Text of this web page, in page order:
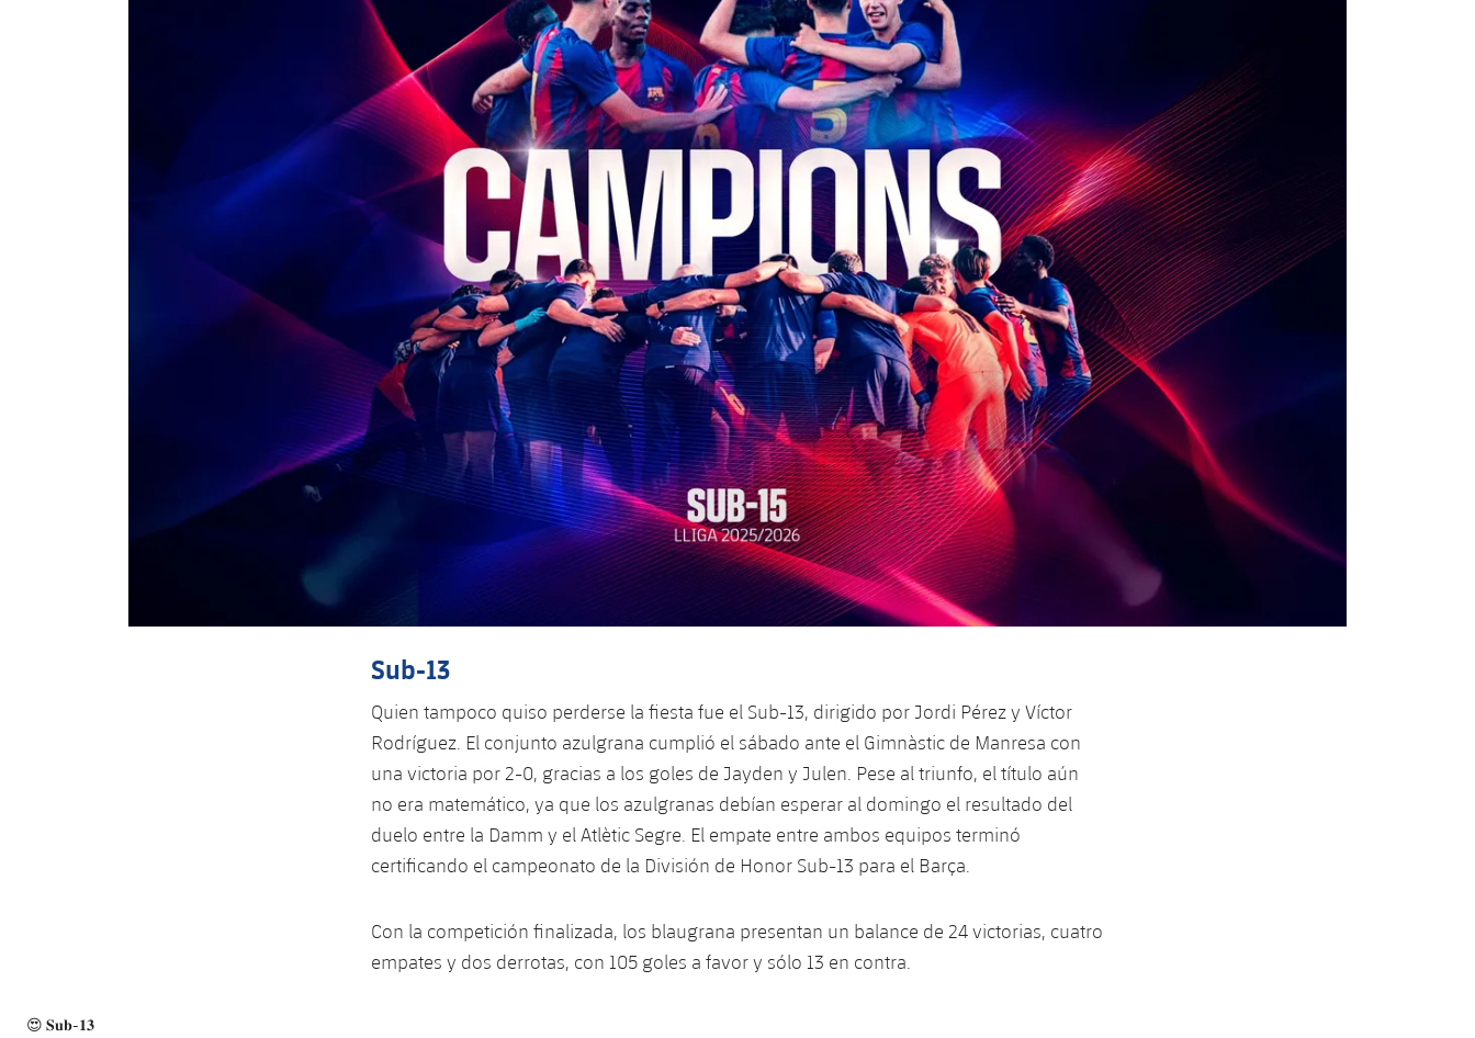
Sub-13
Quien tampoco quiso perderse la fiesta fue el Sub-13, dirigido por Jordi Pérez y Víctor
Rodríguez. El conjunto azulgrana cumplió el sábado ante el Gimnàstic de Manresa con
una victoria por 2-0, gracias a los goles de Jayden y Julen. Pese al triunfo, el título aún
no era matemático, ya que los azulgranas debían esperar al domingo el resultado del
duelo entre la Damm y el Atlètic Segre. El empate entre ambos equipos terminó
certificando el campeonato de la División de Honor Sub-13 para el Barça.
Con la competición finalizada, los blaugrana presentan un balance de 24 victorias, cuatro
empates y dos derrotas, con 105 goles a favor y sólo 13 en contra.
😍 𝐒𝐮𝐛-𝟏𝟑